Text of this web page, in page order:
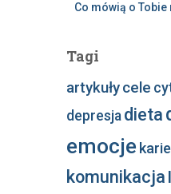
Co mówią o
Tagi
artykuły cele
depresja dieta
emocje
komunikacja